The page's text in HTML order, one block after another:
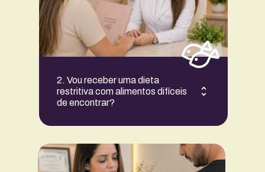
2. Vou receber uma dieta
restritiva com alimentos difíceis
de encontrar?
Seu plano será montado com alimentos
acessíveis e fáceis de encontrar na
Serra Gaúcha. Não há restrições